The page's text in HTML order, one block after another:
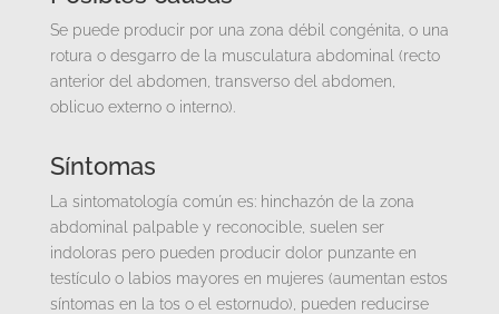
Se puede producir por una zona débil congénita, o una
rotura o desgarro de la musculatura abdominal (recto
anterior del abdomen, transverso del abdomen,
oblicuo externo o interno).
Síntomas
La sintomatología común es: hinchazón de la zona
abdominal palpable y reconocible, suelen ser
indoloras pero pueden producir dolor punzante en
testículo o labios mayores en mujeres (aumentan estos
síntomas en la tos o el estornudo), pueden reducirse